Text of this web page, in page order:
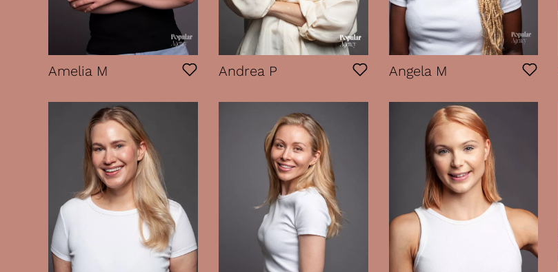
Amelia M Andrea P Angela M